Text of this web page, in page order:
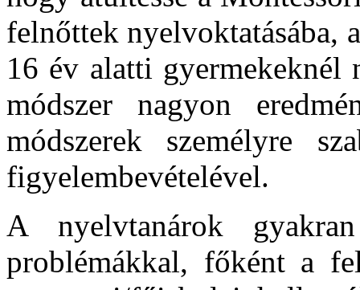
felnőttek nyelvoktatásába,
16 év alatti gyermekeknél
módszer nagyon
módszerek személyre
figyelembevételével.
A nyelvtanárok
problémákkal, főként a